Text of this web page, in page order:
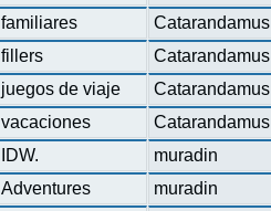
familiares Catarandamus
fillers Catarandamus
juegos de viaje Catarandamus
vacaciones Catarandamus
IDW. muradin
Adventures muradin